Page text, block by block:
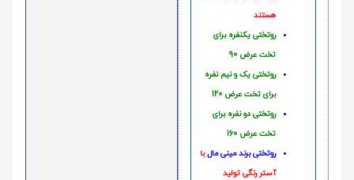
هستند
روتختی یکنفره برای
تخت عرض 90
روتختی یک و نیم نفره
برای تخت عرض 120
روتختی دو نفره برای
تخت عرض 160
روتختی‌ برند مینی مالبا
آستر رنگی تولید